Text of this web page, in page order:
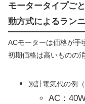
モータータイプご
動方式によるラン
ACモーターは価格が手
初期価格は高いものの
累計電気代の例
AC：